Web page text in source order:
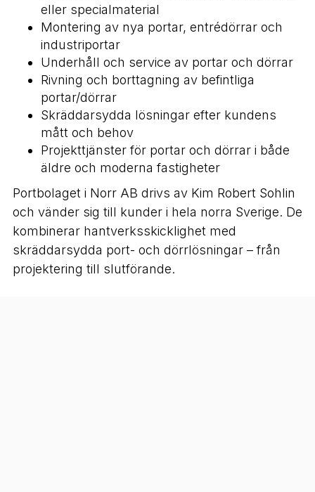
eller specialmaterial
Montering av nya portar, entrédörrar och
industriportar
Underhåll och service av portar och dörrar
Rivning och borttagning av befintliga
portar/dörrar
Skräddarsydda lösningar efter kundens
mått och behov
Projekttjänster för portar och dörrar i både
äldre och moderna fastigheter
Portbolaget i Norr AB drivs av Kim Robert Sohlin
och vänder sig till kunder i hela norra Sverige. De
kombinerar hantverksskicklighet med
skräddarsydda port- och dörrlösningar – från
projektering till slutförande.